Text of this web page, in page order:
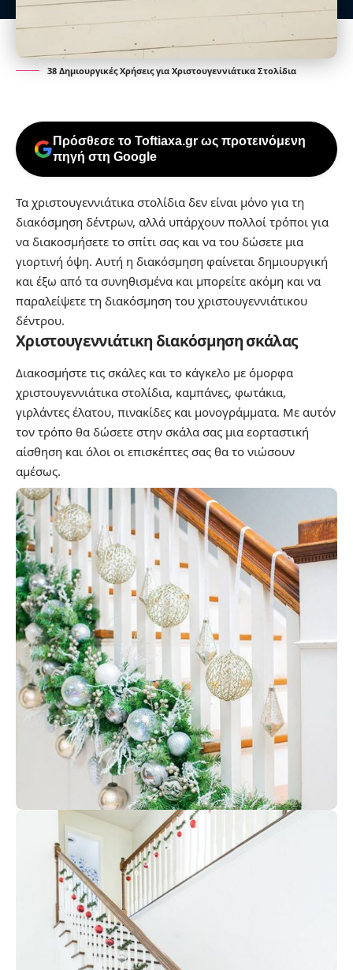
38 Δημιουργικές Χρήσεις για Χριστουγεννιάτικα Στολίδια
Πρόσθεσε το Toftiaxa.gr ως προτεινόμενη
πηγή στη Google
Τα χριστουγεννιάτικα στολίδια δεν είναι μόνο για τη
διακόσμηση δέντρων, αλλά υπάρχουν πολλοί τρόποι για
να διακοσμήσετε το σπίτι σας και να του δώσετε μια
γιορτινή όψη. Αυτή η διακόσμηση φαίνεται δημιουργική
και έξω από τα συνηθισμένα και μπορείτε ακόμη και να
παραλείψετε τη διακόσμηση του χριστουγεννιάτικου
δέντρου.
Χριστουγεννιάτικη διακόσμηση σκάλας
Διακοσμήστε τις σκάλες και το κάγκελο με όμορφα
χριστουγεννιάτικα στολίδια, καμπάνες, φωτάκια,
γιρλάντες έλατου, πινακίδες και μονογράμματα. Με αυτόν
τον τρόπο θα δώσετε στην σκάλα σας μια εορταστική
αίσθηση και όλοι οι επισκέπτες σας θα το νιώσουν
αμέσως.